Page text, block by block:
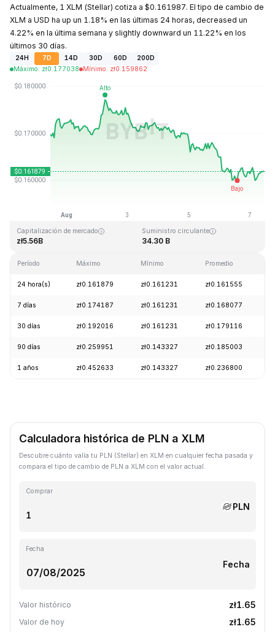
Actualmente, 1 XLM (Stellar) cotiza a $0.161987. El tipo de cambio de
XLM a USD ha up un 1.18% en las últimas 24 horas, decreased un
4.22% en la última semana y slightly downward un 11.22% en los
últimos 30 días.
24H 7D 14D 30D 60D
200D
Máximo: zł0.177038 Mínimo: zł0.159862
Capitalización de mercado
zł5.56B
Suministro circulante
34.30 B
Período Máximo Mínimo Promedio
24 hora(s) zł0.161879 zł0.161231 zł0.161555
7 días zł0.174187 zł0.161231 zł0.168077
30 días zł0.192016 zł0.161231 zł0.179116
90 días zł0.259951 zł0.143327 zł0.185003
1 años zł0.452633 zł0.143327 zł0.236800
Calculadora histórica de PLN a XLM
Descubre cuánto valía tu PLN (Stellar) en XLM en cualquier fecha pasada y
compara el tipo de cambio de PLN a XLM con el valor actual.
Comprar
PLN
Fecha
Fecha
Valor histórico zł1.65
Valor de hoy zł1.65